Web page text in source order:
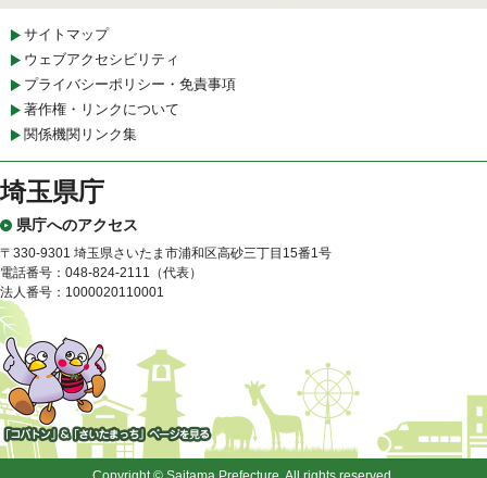
サイトマップ
ウェブアクセシビリティ
プライバシーポリシー・免責事項
著作権・リンクについて
関係機関リンク集
埼玉県庁
県庁へのアクセス
〒330-9301 埼玉県さいたま市浦和区高砂三丁目15番1号
電話番号：048-824-2111（代表）
法人番号：1000020110001
「コバトン」&「さいたまっ